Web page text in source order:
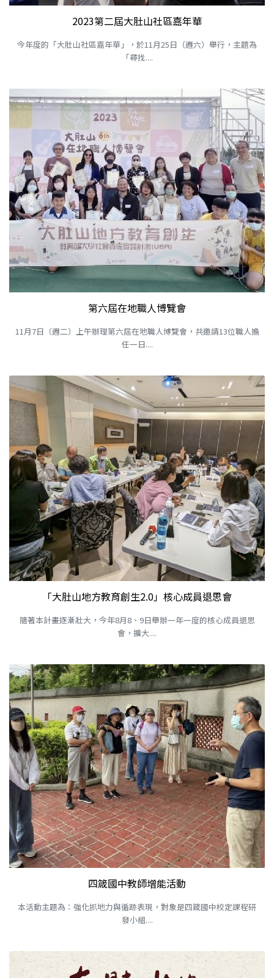
2023第二屆大肚山社區嘉年華
今年度的「大肚山社區嘉年華」，於11月25日（週六）舉行，主題為
「尋找....
第六屆在地職人博覽會
11月7日（週二）上午辦理第六屆在地職人博覽會，共邀請13位職人擔
任一日....
「大肚山地方教育創生2.0」核心成員退思會
隨著本計畫逐漸壯大，今年8月8、9日舉辦一年一度的核心成員退思
會，擴大....
四箴國中教師增能活動
本活動主題為：強化抓地力與循跡表現，對象是四箴國中校定課程研
發小組....